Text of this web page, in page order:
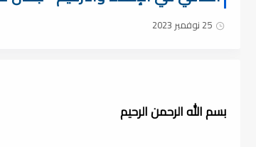
25 نوفمبر 2023
بسم الله الرحمن الرحيم